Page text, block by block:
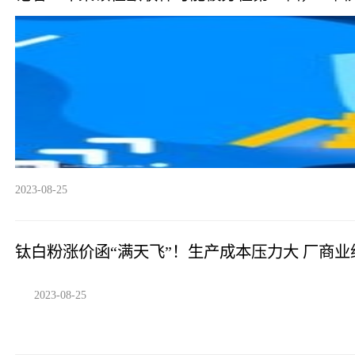
2023-08-25
钛白粉涨价函“满天飞”！生产成本压力大 厂商业
2023-08-25